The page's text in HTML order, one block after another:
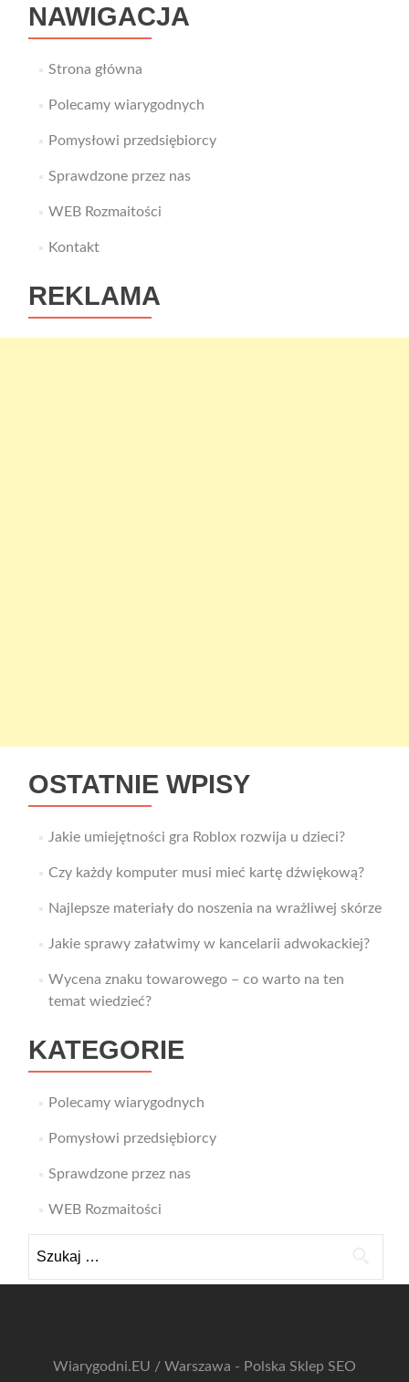
NAWIGACJA
Strona główna
Polecamy wiarygodnych
Pomysłowi przedsiębiorcy
Sprawdzone przez nas
WEB Rozmaitości
Kontakt
REKLAMA
OSTATNIE WPISY
Jakie umiejętności gra Roblox rozwija u dzieci?
Czy każdy komputer musi mieć kartę dźwiękową?
Najlepsze materiały do noszenia na wrażliwej skórze
Jakie sprawy załatwimy w kancelarii adwokackiej?
Wycena znaku towarowego – co warto na ten
temat wiedzieć?
KATEGORIE
Polecamy wiarygodnych
Pomysłowi przedsiębiorcy
Sprawdzone przez nas
WEB Rozmaitości
Wiarygodni.EU / Warszawa - Polska Sklep SEO